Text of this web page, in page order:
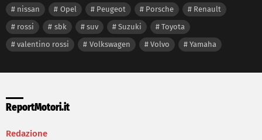
nissan
Opel Peugeot Porsche
Renault
rossi
sbk suv Suzuki
Toyota
valentino rossi
Volkswagen Volvo Yamaha
ReportMotori.it
Redazione